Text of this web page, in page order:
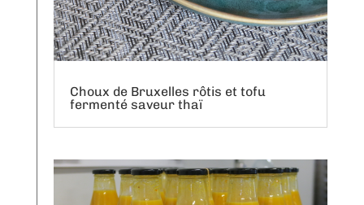
Choux de Bruxelles rôtis et tofu
fermenté saveur thaï